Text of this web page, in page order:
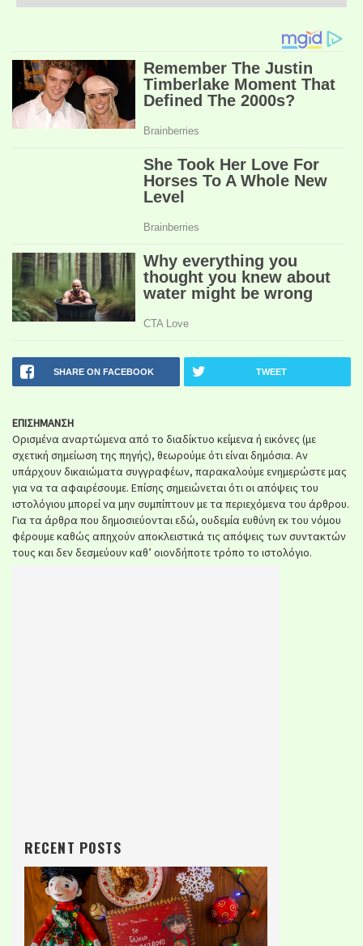
SHARE ON FACEBOOK TWEET
ΕΠΙΣΗΜΑΝΣΗ
Ορισμένα αναρτώμενα από το διαδίκτυο κείμενα ή εικόνες (με
σχετική σημείωση της πηγής), θεωρούμε ότι είναι δημόσια. Αν
υπάρχουν δικαιώματα συγγραφέων, παρακαλούμε ενημερώστε μας
για να τα αφαιρέσουμε. Επίσης σημειώνεται ότι οι απόψεις του
ιστολόγιου μπορεί να μην συμπίπτουν με τα περιεχόμενα του άρθρου.
Για τα άρθρα που δημοσιεύονται εδώ, ουδεμία ευθύνη εκ του νόμου
φέρουμε καθώς απηχούν αποκλειστικά τις απόψεις των συντακτών
τους και δεν δεσμεύουν καθ’ οιονδήποτε τρόπο το ιστολόγιο.
RECENT POSTS